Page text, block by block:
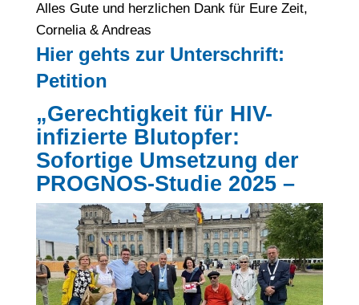
Alles Gute und herzlichen Dank für Eure Zeit,
Cornelia & Andreas
Hier gehts zur Unterschrift:
Petition
„Gerechtigkeit für HIV-
infizierte Blutopfer:
Sofortige Umsetzung der
PROGNOS-Studie 2025 –